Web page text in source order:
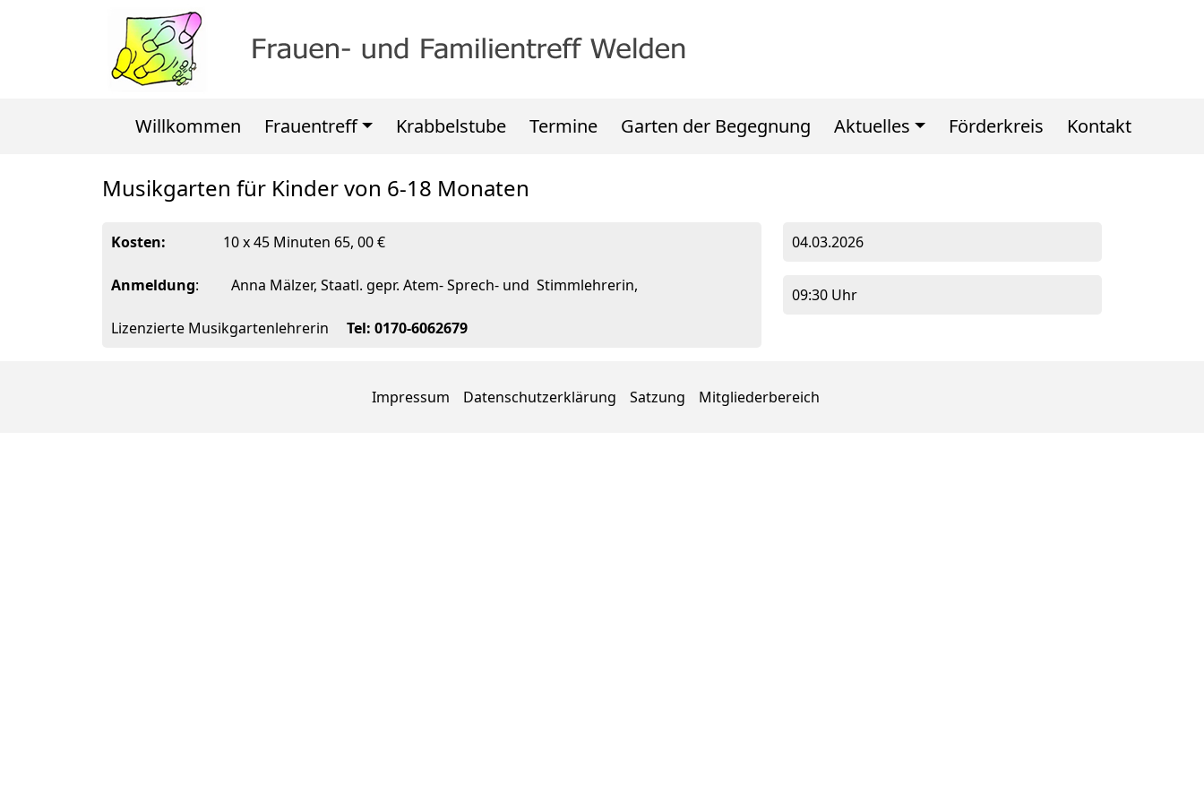
Willkommen Frauentreff Krabbelstube Termine Garten der Begegnung Aktuelles Förderkreis Kontakt
Musikgarten für Kinder von 6-18 Monaten
Kosten: 10 x 45 Minuten 65, 00 €
Anmeldung: Anna Mälzer, Staatl. gepr. Atem- Sprech- und Stimmlehrerin,
Lizenzierte Musikgartenlehrerin Tel: 0170-6062679
04.03.2026
09:30 Uhr
Impressum Datenschutzerklärung Satzung Mitgliederbereich